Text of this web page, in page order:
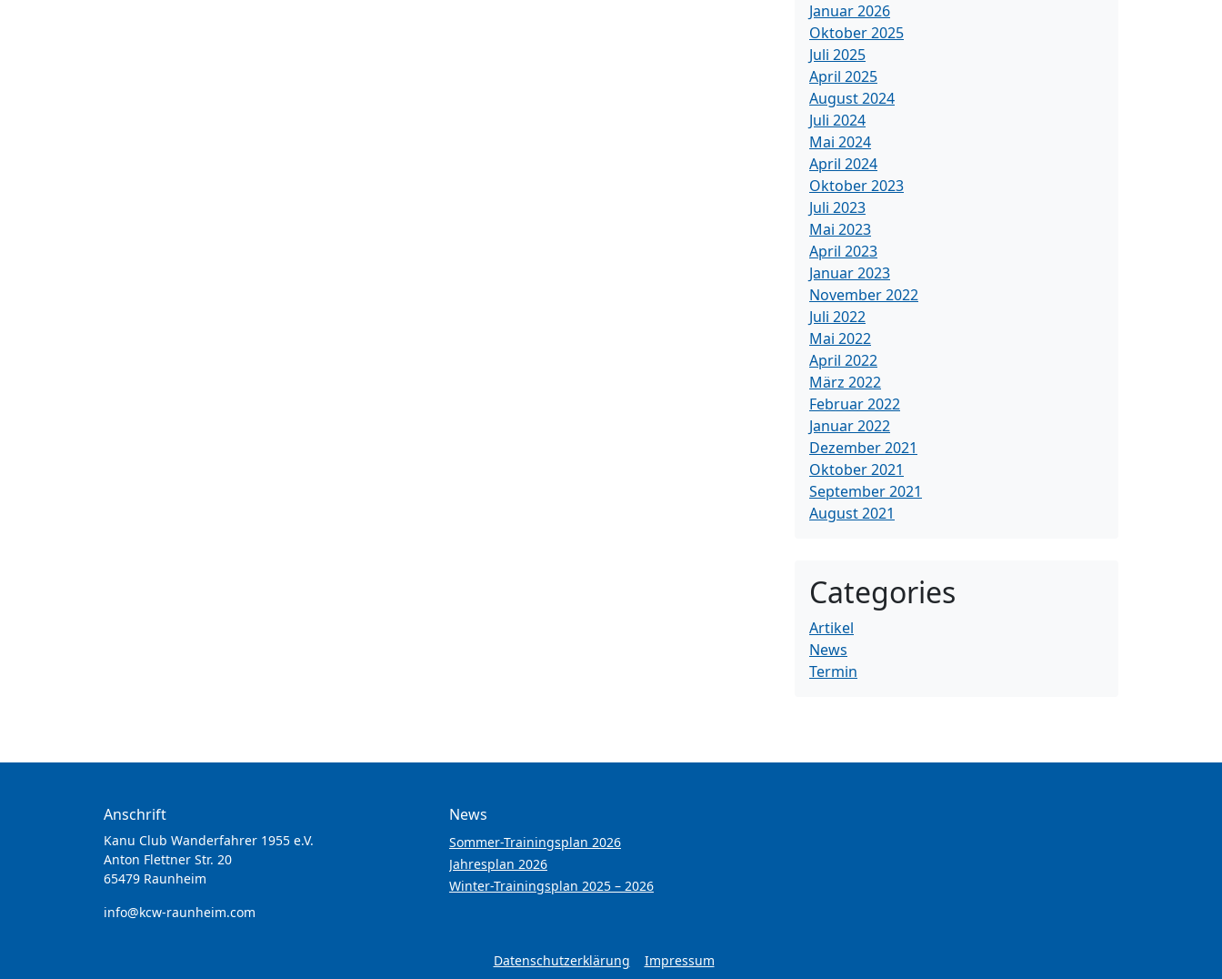
Januar 2026
Oktober 2025
Juli 2025
April 2025
August 2024
Juli 2024
Mai 2024
April 2024
Oktober 2023
Juli 2023
Mai 2023
April 2023
Januar 2023
November 2022
Juli 2022
Mai 2022
April 2022
März 2022
Februar 2022
Januar 2022
Dezember 2021
Oktober 2021
September 2021
August 2021
Categories
Artikel
News
Termin
Anschrift
Kanu Club Wanderfahrer 1955 e.V.
Anton Flettner Str. 20
65479 Raunheim
info@kcw-raunheim.com
News
Sommer-Trainingsplan 2026
Jahresplan 2026
Winter-Trainingsplan 2025 – 2026
Datenschutzerklärung Impressum